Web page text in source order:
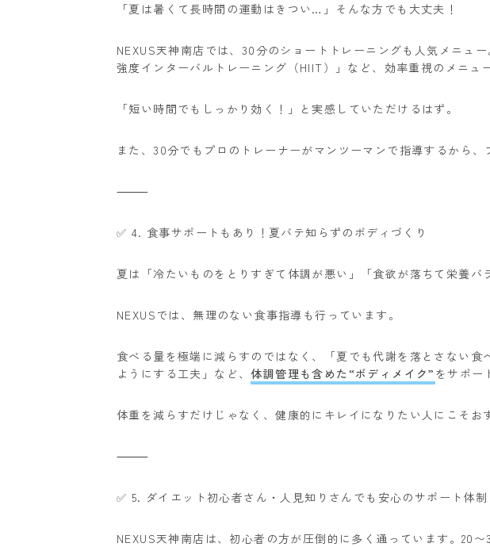
「夏は暑くて長時間の運動はきつい…」 そんな方でも大丈夫！
NEXUS天神南店では、30分のショートトレーニングも人気メニュー
強度インターバルトレーニング（HIIT）」など、効率重視のメニュ
「短い時間でもしっかり効く！」と実感していただけるはず。
また、30分でもプロのトレーナーがマンツーマンで指導するから、
⸻
✅ 4. 食事サポートもあり！夏バテ知らずのボディづくり
夏は「冷たいものをとりすぎて体調が悪い」「食欲が落ちて栄養バ
NEXUSでは、無理のない食事指導も行っています。
食べる量を極端に減らすのではなく、 「夏でも代謝を落とさない食
ようにする工夫」 など、体調管理も含めた“ボディメイク” をサポー
体重を減らすだけじゃなく、健康的にキレイになりたい人にこそお
⸻
✅ 5. ダイエット初心者さん・人見知りさんでも安心のサポート体制
NEXUS天神南店は、初心者の方が圧倒的に多く通っています。 20〜